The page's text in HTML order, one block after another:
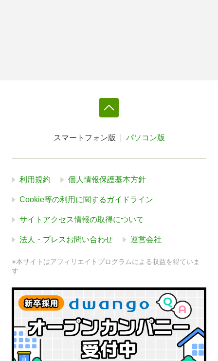
スマートフォン版 パソコン版
利用規約 個人情報保護基本方針
Cookie等の利用に関するガイドライン
サイトアクセス情報の取得について
法人・プレスお問い合わせ 運営会社
※本サイトはアフィリエイトプログラムによる収益を得ていま
す